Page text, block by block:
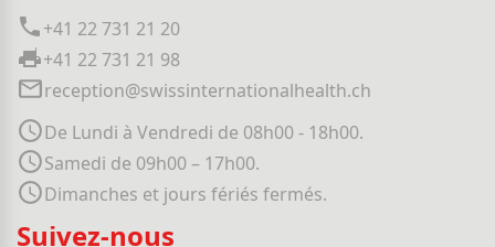
+41 22 731 21 20
+41 22 731 21 98
reception@swissinternationalhealth.ch
De Lundi à Vendredi de 08h00 - 18h00.
Samedi de 09h00 – 17h00.
Dimanches et jours fériés fermés.
Suivez-nous